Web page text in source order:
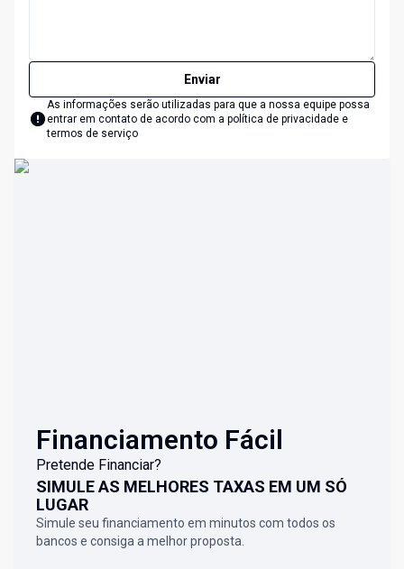
Enviar
As informações serão utilizadas para que a nossa equipe possa
entrar em contato de acordo com a política de privacidade e
termos de serviço
Financiamento Fácil
Pretende Financiar?
SIMULE AS MELHORES TAXAS EM UM SÓ
LUGAR
Simule seu financiamento em minutos com todos os
bancos e consiga a melhor proposta.